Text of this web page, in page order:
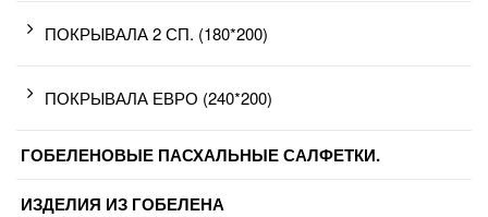
ПОКРЫВАЛА 2 СП. (180*200)
ПОКРЫВАЛА ЕВРО (240*200)
ГОБЕЛЕНОВЫЕ ПАСХАЛЬНЫЕ САЛФЕТКИ.
ИЗДЕЛИЯ ИЗ ГОБЕЛЕНА